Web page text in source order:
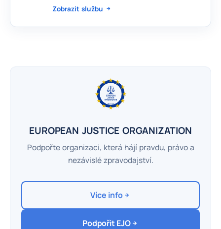
Zobrazit službu
EUROPEAN JUSTICE ORGANIZATION
Podpořte organizaci, která hájí pravdu, právo a
nezávislé zpravodajství.
Více info
Podpořit EJO